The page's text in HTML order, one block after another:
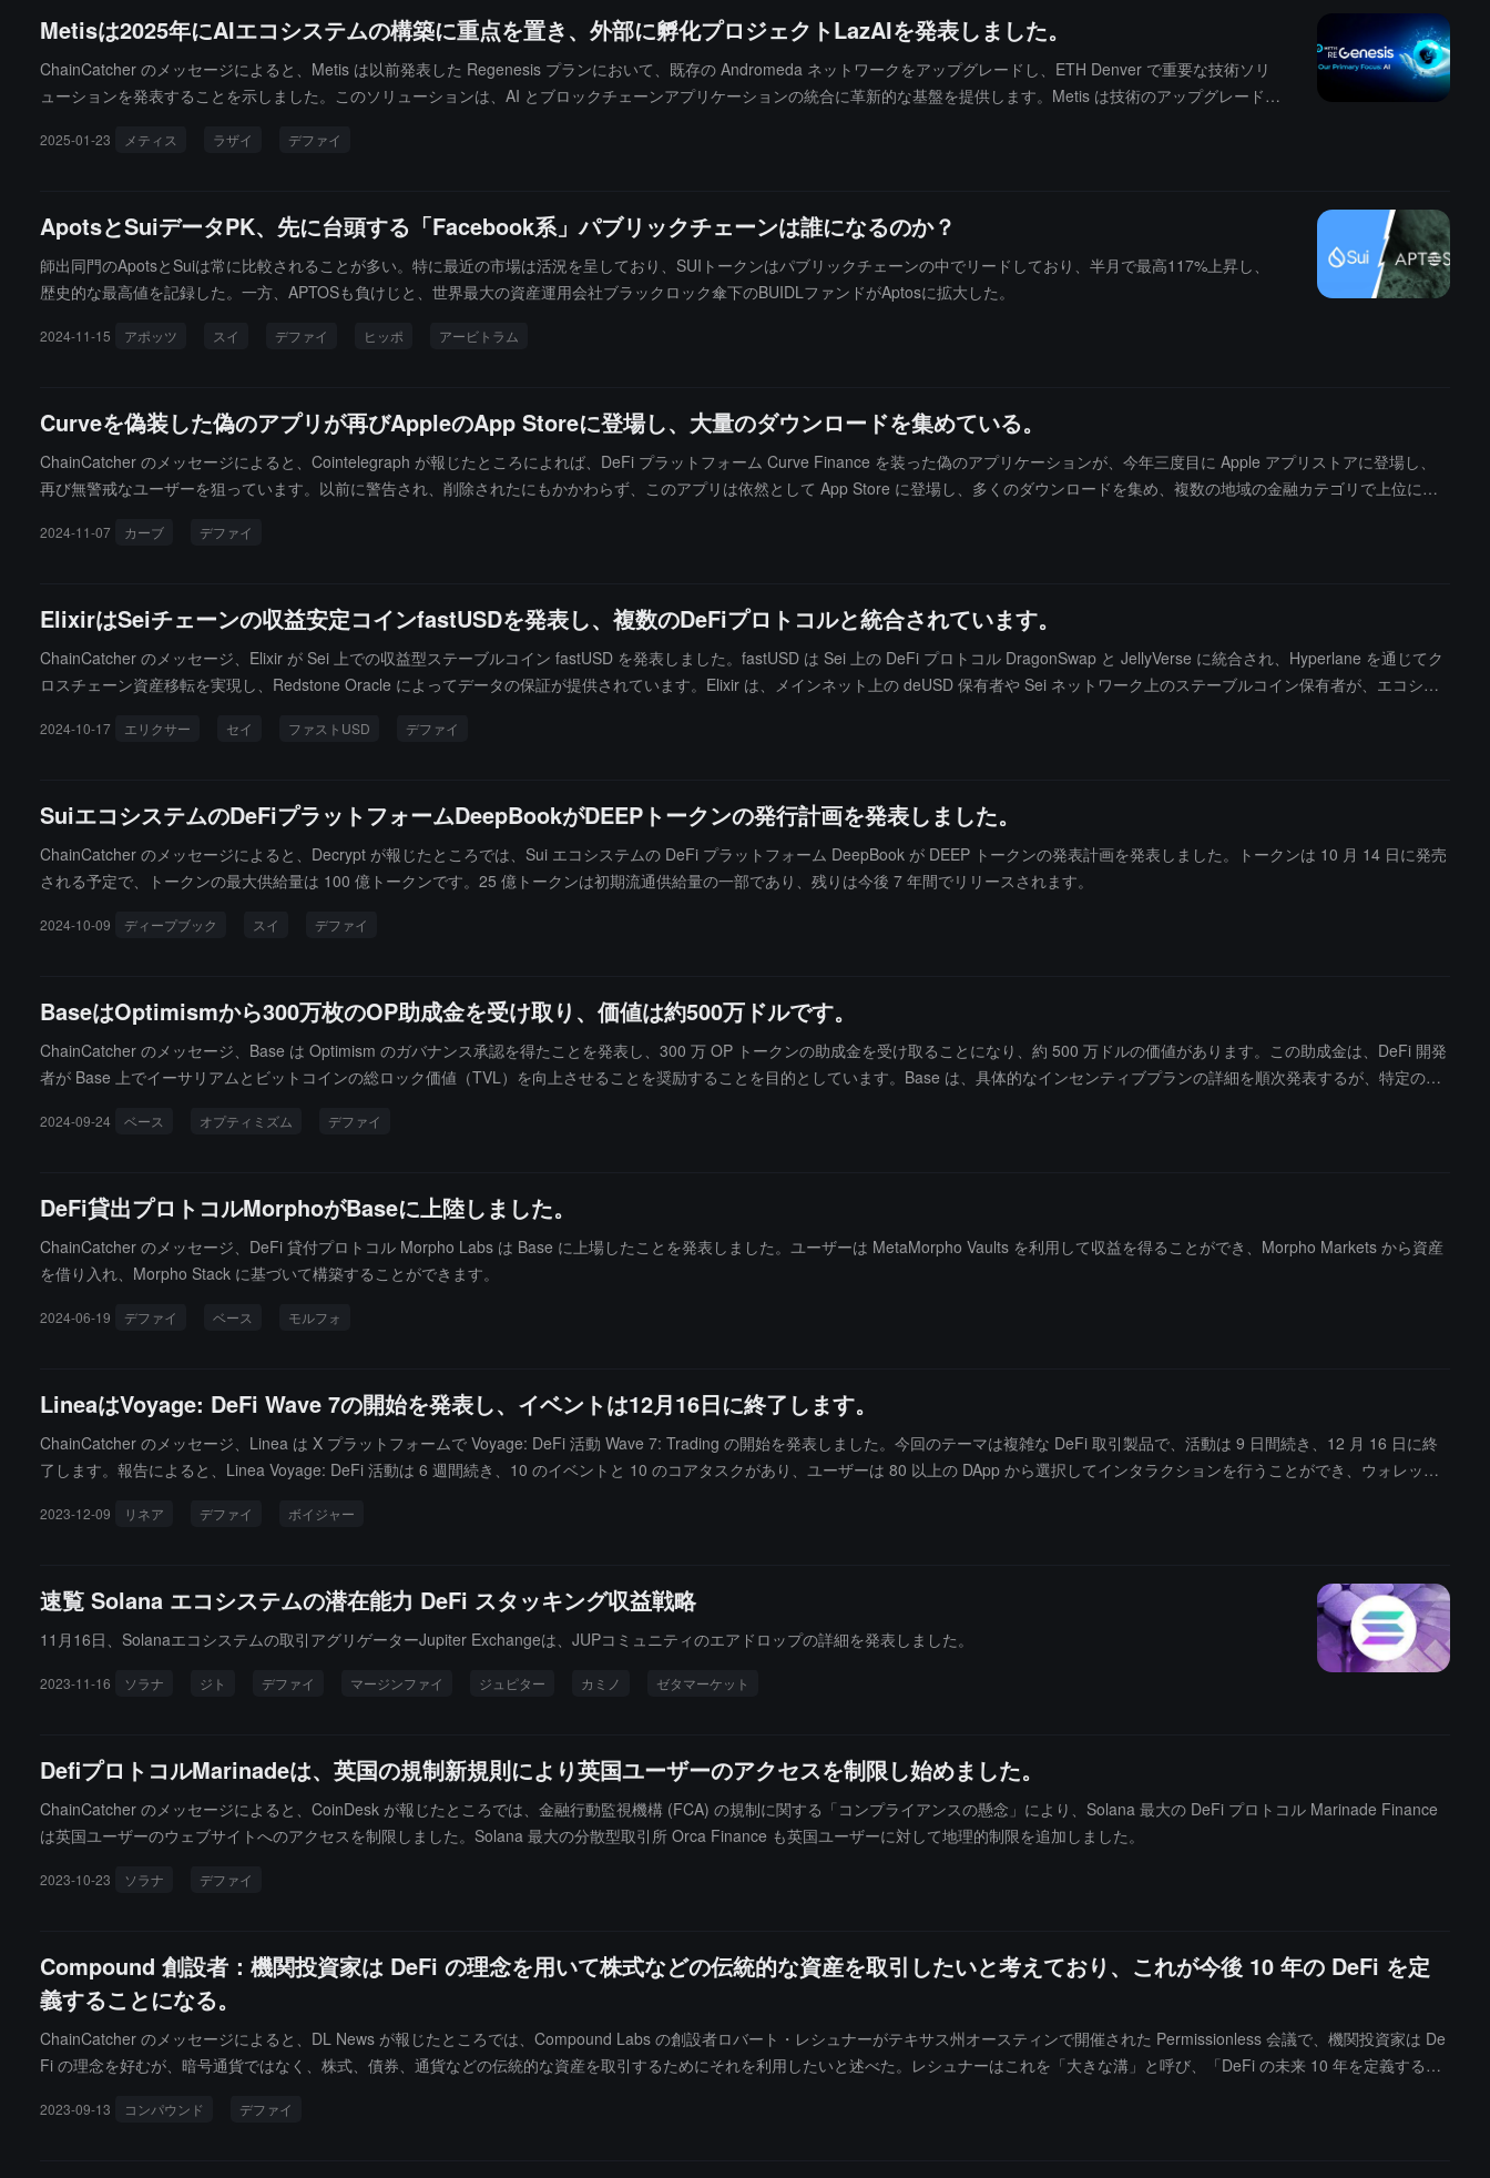
Metisは2025年にAIエコシステムの構築に重点を置き、外部に孵化プロジェクトLazAIを発表しました。
ChainCatcher のメッセージによると、Metis は以前発表した Regenesis プランにおいて、既存の Andromeda ネットワークをアップグレードし、ETH Denver で重要な技術ソリ
ューションを発表することを示しました。このソリューションは、AI とブロックチェーンアプリケーションの統合に革新的な基盤を提供します。Metis は技術のアップグレードを
タ整合性の問題を解決するためのオープンネットワークであり、iDAO や新しい資産基準（Data Anchoring Token）などの革新的なブロックチェーンネットワーク構造を通じて、
2025-01-23 メティス ラザイ デファイ
ApotsとSuiデータPK、先に台頭する「Facebook系」パブリックチェーンは誰になるのか？
師出同門のApotsとSuiは常に比較されることが多い。特に最近の市場は活況を呈しており、SUIトークンはパブリックチェーンの中でリードしており、半月で最高117%上昇し、
歴史的な最高値を記録した。一方、APTOSも負けじと、世界最大の資産運用会社ブラックロック傘下のBUIDLファンドがAptosに拡大した。
2024-11-15 アポッツ スイ デファイ ヒッポ アービトラム
Curveを偽装した偽のアプリが再びAppleのApp Storeに登場し、大量のダウンロードを集めている。
ChainCatcher のメッセージによると、Cointelegraph が報じたところによれば、DeFi プラットフォーム Curve Finance を装った偽のアプリケーションが、今年三度目に Apple アプリストアに登場し、
再び無警戒なユーザーを狙っています。以前に警告され、削除されたにもかかわらず、このアプリは依然として App Store に登場し、多くのダウンロードを集め、複数の地域の金融カテゴリで上位にラ
の報告が寄せられています。インドのサイバーセキュリティ会社 Frautect の共同創設者 Babu Lal は、6500 以上の偽の公開アプリケーションを「特定し、報告し、削除した」と述べており、そのほとん
います。
2024-11-07 カーブ デファイ
ElixirはSeiチェーンの収益安定コインfastUSDを発表し、複数のDeFiプロトコルと統合されています。
ChainCatcher のメッセージ、Elixir が Sei 上での収益型ステーブルコイン fastUSD を発表しました。fastUSD は Sei 上の DeFi プロトコル DragonSwap と JellyVerse に統合され、Hyperlane を通じてク
ロスチェーン資産移転を実現し、Redstone Oracle によってデータの保証が提供されています。Elixir は、メインネット上の deUSD 保有者や Sei ネットワーク上のステーブルコイン保有者が、エコシス
2024-10-17 エリクサー セイ ファストUSD デファイ
SuiエコシステムのDeFiプラットフォームDeepBookがDEEPトークンの発行計画を発表しました。
ChainCatcher のメッセージによると、Decrypt が報じたところでは、Sui エコシステムの DeFi プラットフォーム DeepBook が DEEP トークンの発表計画を発表しました。トークンは 10 月 14 日に発売
される予定で、トークンの最大供給量は 100 億トークンです。25 億トークンは初期流通供給量の一部であり、残りは今後 7 年間でリリースされます。
2024-10-09 ディープブック スイ デファイ
BaseはOptimismから300万枚のOP助成金を受け取り、価値は約500万ドルです。
ChainCatcher のメッセージ、Base は Optimism のガバナンス承認を得たことを発表し、300 万 OP トークンの助成金を受け取ることになり、約 500 万ドルの価値があります。この助成金は、DeFi 開発
者が Base 上でイーサリアムとビットコインの総ロック価値（TVL）を向上させることを奨励することを目的としています。Base は、具体的なインセンティブプランの詳細を順次発表するが、特定の資
占めています。
2024-09-24 ベース オプティミズム デファイ
DeFi貸出プロトコルMorphoがBaseに上陸しました。
ChainCatcher のメッセージ、DeFi 貸付プロトコル Morpho Labs は Base に上場したことを発表しました。ユーザーは MetaMorpho Vaults を利用して収益を得ることができ、Morpho Markets から資産
を借り入れ、Morpho Stack に基づいて構築することができます。
2024-06-19 デファイ ベース モルフォ
LineaはVoyage: DeFi Wave 7の開始を発表し、イベントは12月16日に終了します。
ChainCatcher のメッセージ、Linea は X プラットフォームで Voyage: DeFi 活動 Wave 7: Trading の開始を発表しました。今回のテーマは複雑な DeFi 取引製品で、活動は 9 日間続き、12 月 16 日に終
了します。報告によると、Linea Voyage: DeFi 活動は 6 週間続き、10 のイベントと 10 のコアタスクがあり、ユーザーは 80 以上の DApp から選択してインタラクションを行うことができ、ウォレッ
2023-12-09 リネア デファイ ボイジャー
速覧 Solana エコシステムの潜在能力 DeFi スタッキング収益戦略
11月16日、Solanaエコシステムの取引アグリゲーターJupiter Exchangeは、JUPコミュニティのエアドロップの詳細を発表しました。
2023-11-16 ソラナ ジト デファイ マージンファイ ジュピター カミノ ゼタマーケット
DefiプロトコルMarinadeは、英国の規制新規則により英国ユーザーのアクセスを制限し始めました。
ChainCatcher のメッセージによると、CoinDesk が報じたところでは、金融行動監視機構 (FCA) の規制に関する「コンプライアンスの懸念」により、Solana 最大の DeFi プロトコル Marinade Finance
は英国ユーザーのウェブサイトへのアクセスを制限しました。Solana 最大の分散型取引所 Orca Finance も英国ユーザーに対して地理的制限を追加しました。
2023-10-23 ソラナ デファイ
Compound 創設者：機関投資家は DeFi の理念を用いて株式などの伝統的な資産を取引したいと考えており、これが今後 10 年の DeFi を定
義することになる。
ChainCatcher のメッセージによると、DL News が報じたところでは、Compound Labs の創設者ロバート・レシュナーがテキサス州オースティンで開催された Permissionless 会議で、機関投資家は De
Fi の理念を好むが、暗号通貨ではなく、株式、債券、通貨などの伝統的な資産を取引するためにそれを利用したいと述べた。レシュナーはこれを「大きな溝」と呼び、「DeFi の未来 10 年を定義する」
2023-09-13 コンパウンド デファイ